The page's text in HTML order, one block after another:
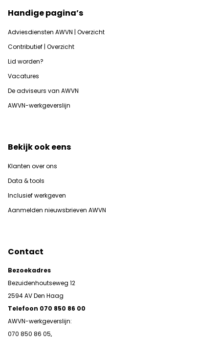
Handige pagina’s
Adviesdiensten AWVN | Overzicht
Contributief | Overzicht
Lid worden?
Vacatures
De adviseurs van AWVN
AWVN-werkgeverslijn
Bekijk ook eens
Klanten over ons
Data & tools
Inclusief werkgeven
Aanmelden nieuwsbrieven AWVN
Contact
Bezoekadres
Bezuidenhoutseweg 12
2594 AV Den Haag
Telefoon 070 850 86 00
AWVN-werkgeverslijn:
070 850 86 05,